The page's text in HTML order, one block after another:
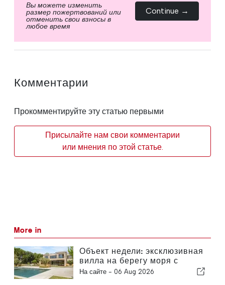
Вы можете изменить
размер пожертвований или
отменить свои взносы в
любое время
Continue →
Комментарии
Прокомментируйте эту статью первыми
Присылайте нам свои комментарии
или мнения по этой статье.
More in
Объект недели: эксклюзивная
вилла на берегу моря с
панорамным видом на море
На сайте - 06 Aug 2026